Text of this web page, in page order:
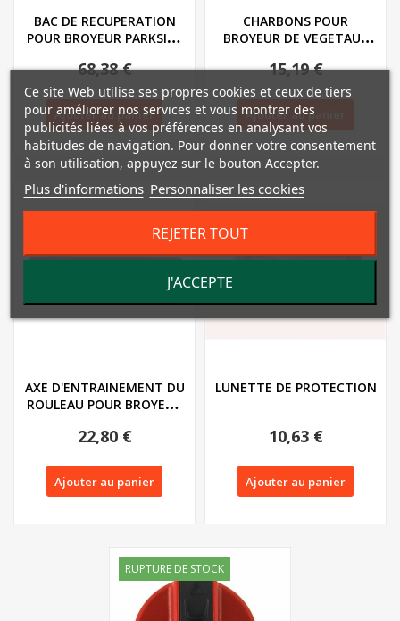
BAC DE RECUPERATION
POUR BROYEUR PARKSIDE
68,38 €
Ajouter au panier
CHARBONS POUR
BROYEUR DE VEGETAUX
15,19 €
Ajouter au panier
AXE D'ENTRAINEMENT DU
ROULEAU POUR BROYEUR
22,80 €
Ajouter au panier
LUNETTE DE PROTECTION
10,63 €
Ajouter au panier
RUPTURE DE STOCK
Ce site Web utilise ses propres cookies et ceux de tiers
pour améliorer nos services et vous montrer des
publicités liées à vos préférences en analysant vos
habitudes de navigation. Pour donner votre consentement
à son utilisation, appuyez sur le bouton Accepter.
Plus d'informations Personnaliser les cookies
REJETER TOUT
J'ACCEPTE